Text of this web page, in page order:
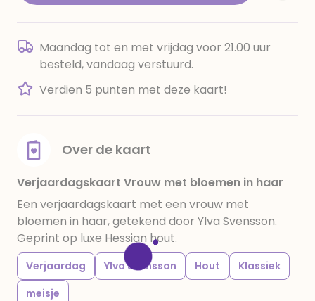
Maandag tot en met vrijdag voor 21.00 uur
besteld, vandaag verstuurd.
Verdien 5 punten met deze kaart!
Over de kaart
Verjaardagskaart Vrouw met bloemen in haar
Een verjaardagskaart met een vrouw met
bloemen in haar, getekend door Ylva Svensson.
Geprint op luxe Hessian hout.
Verjaardag Ylva Svensson Hout
Klassiek
meisje